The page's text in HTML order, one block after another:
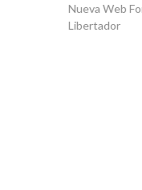
Nueva Web Forcadell